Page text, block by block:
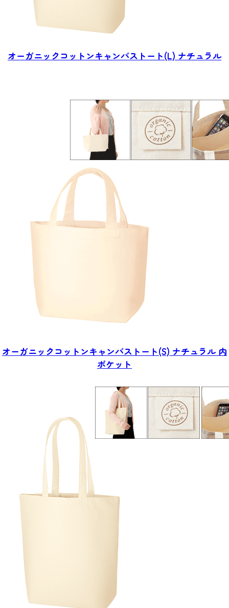
オーガニックコットンキャンバストート(L) ナチュラル
オーガニックコットンキャンバストート(S) ナチュラル 内
ポケット